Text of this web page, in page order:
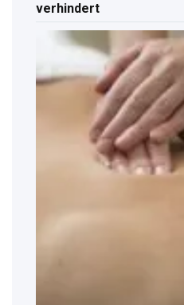
verhindert